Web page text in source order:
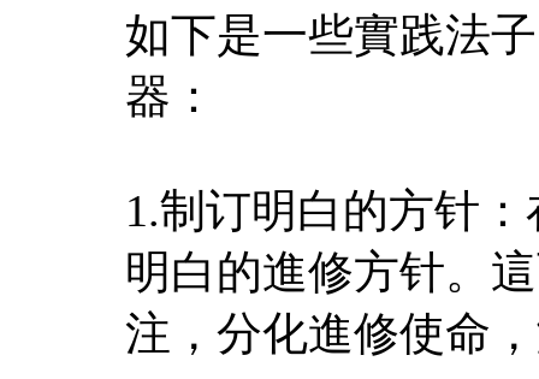
如下是一些實践法
器：
1.制订明白的方针
明白的進修方针。
注，分化進修使命